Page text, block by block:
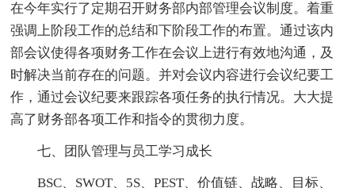
在今年实行了定期召开财务部内部管理会议制度。着重
强调上阶段工作的总结和下阶段工作的布置。通过该内
部会议使得各项财务工作在会议上进行有效地沟通，及
时解决当前存在的问题。并对会议内容进行会议纪要工
作，通过会议纪要来跟踪各项任务的执行情况。大大提
高了财务部各项工作和指令的贯彻力度。
七、团队管理与员工学习成长
BSC、SWOT、5S、PEST、价值链、战略、目标、